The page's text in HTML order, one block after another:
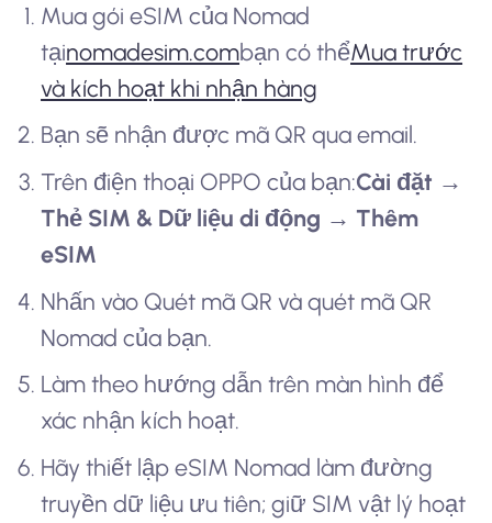
Mua gói eSIM của Nomad
tạinomadesim.combạn có thểMua trước
và kích hoạt khi nhận hàng
Bạn sẽ nhận được mã QR qua email.
Trên điện thoại OPPO của bạn:Cài đặt →
Thẻ SIM & Dữ liệu di động → Thêm
eSIM
Nhấn vào Quét mã QR và quét mã QR
Nomad của bạn.
Làm theo hướng dẫn trên màn hình để
xác nhận kích hoạt.
Hãy thiết lập eSIM Nomad làm đường
truyền dữ liệu ưu tiên; giữ SIM vật lý hoạt